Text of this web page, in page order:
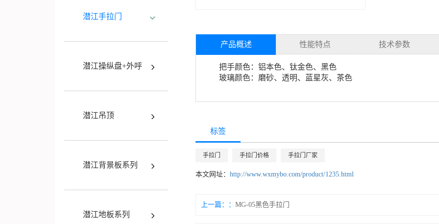
潜江手拉门
潜江操纵盘+外呼
潜江吊顶
潜江背景板系列
潜江地板系列
产品概述 性能特点 技术参数
把手颜色：铝本色、钛金色、黑色
玻璃颜色：磨砂、透明、蓝星灰、茶色
标签
手拉门 手拉门价格 手拉门厂家
本文网址：http://www.wxmybo.com/product/1235.html
上一篇： MG-05黑色手拉门